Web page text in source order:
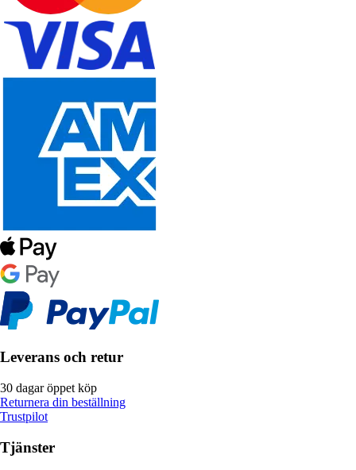
Leverans och retur
30 dagar öppet köp
Returnera din beställning
Trustpilot
Tjänster